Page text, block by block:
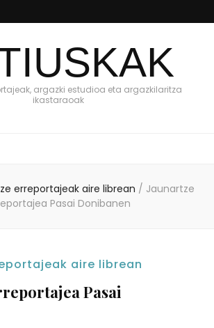
argazki estudioa eta argazkilaritza
ikastaraoak
erreportajeak aire librean / Jaunartze
Pasai Donibanen
aire librean
Pasai